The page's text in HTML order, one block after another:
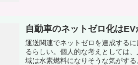
自動車のネットゼロ化はEV
運送関連でネットゼロを達成する
るらしい。個人的な考えとしては
域は水素燃料になりそうな気がす